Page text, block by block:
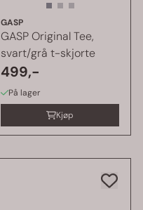
GASP
GASP Original Tee,
svart/grå t-skjorte
499,-
På lager
Kjøp